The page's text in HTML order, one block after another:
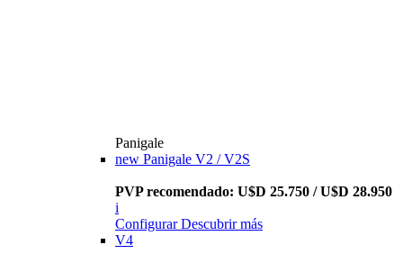
Panigale
new Panigale V2 / V2S
PVP recomendado: U$D 25.750 / U$D 28.950
i
Configurar Descubrir más
V4